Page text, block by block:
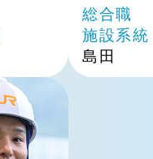
総合職
施設系統
島田